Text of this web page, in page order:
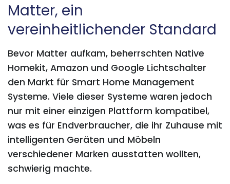
Matter, ein
vereinheitlichender Standard
Bevor Matter aufkam, beherrschten Native
Homekit, Amazon und Google Lichtschalter
den Markt für Smart Home Management
Systeme. Viele dieser Systeme waren jedoch
nur mit einer einzigen Plattform kompatibel,
was es für Endverbraucher, die ihr Zuhause mit
intelligenten Geräten und Möbeln
verschiedener Marken ausstatten wollten,
schwierig machte.